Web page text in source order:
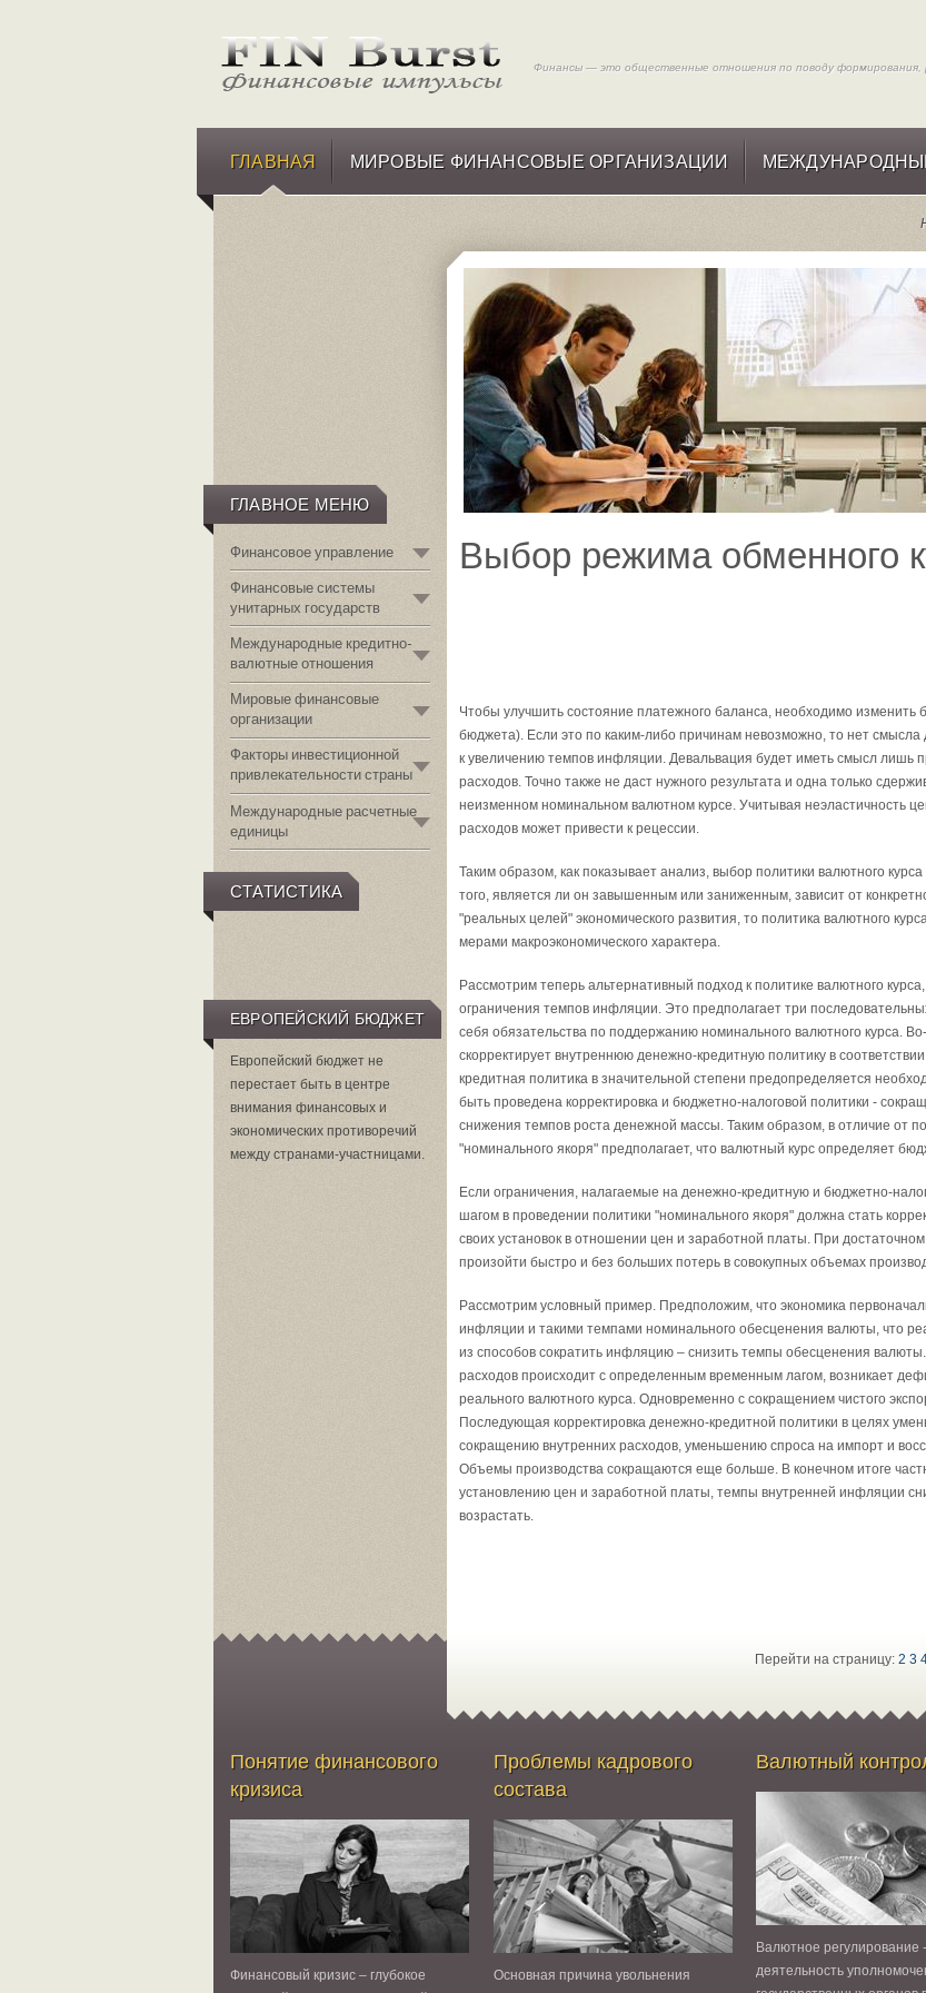
Финансы — это общественные отношения по поводу формирования,
ГЛАВНАЯ МИРОВЫЕ ФИНАНСОВЫЕ ОРГАНИЗАЦИИ
ГЛАВНОЕ МЕНЮ
Финансовое управление
Финансовые системы
унитарных государств
Международные кредитно-
валютные отношения
Мировые финансовые
организации
Факторы инвестиционной
привлекательности страны
Международные расчетные
единицы
СТАТИСТИКА
ЕВРОПЕЙСКИЙ БЮДЖЕТ
Европейский бюджет не
перестает быть в центре
внимания финансовых и
экономических противоречий
между странами-участницами.
Выбор режима обменного
Чтобы улучшить состояние платежного ба­ланса, необходимо изменить
бюджета). Ес­ли это по каким-либо причинам невозможно, то нет смысла
к увеличению темпов инфля­ции. Девальвация будет иметь смысл лишь
расходов. Точно также не даст нужного результа­та и одна только
неизменном номинальном ва­лютном курсе. Учитывая неэластичность
расходов может привести к рецессии.
Таким образом, как показывает анализ, выбор политики валютного
того, является ли он завышенным или заниженным, зависит от
"реальных целей" экономического развития, то политика валютного
мерами макро­экономического характера.
Рассмотрим теперь альтернативный подход к политике валютного
ограничения темпов инфляции. Это предполагает три
себя обязательства по поддержа­нию номинального валютного курса.
скорректиру­ет внутреннюю денежно-кредитную политику в
кредитная политика в значи­тельной степени предопределяется
быть проведена корректировка и бюджетно-на­логовой политики -
снижения темпов рос­та денежной массы. Таким образом, в отличие от
"номинального якоря" предполагает, что ва­лютный курс определяет
Если ограничения, налагаемые на денежно-кредитную и бюджетно-
шагом в проведе­нии политики "номинального якоря" должна стать
своих установок в отношении цен и заработной платы. При
про­изойти быстро и без больших потерь в совокуп­ных объемах
Рассмотрим условный пример. Предположим, что экономика
инфляции и такими темпами номинального обесценения валюты, что
из способов сократить инфляцию – снизить темпы обесценения
расходов происходит с определенным временным лагом, возникает
реального валютного курса. Одновременно с сокращением чистого
Последующая корректировка денежно-кредитной политики в целях
сокращению внутренних расходов, уменьшению спроса на импорт и
Объемы производства сокращаются еще больше. В конечном итоге
установлению цен и заработной платы, темпы внутренней инфляции
возрастать.
Перейти на страницу: 2 3
Понятие финансового
кризиса
Финансовый кризис – глубокое
Проблемы кадрового
состава
Основная причина увольнения
Валютный
Валютное регулирование -
деятельность